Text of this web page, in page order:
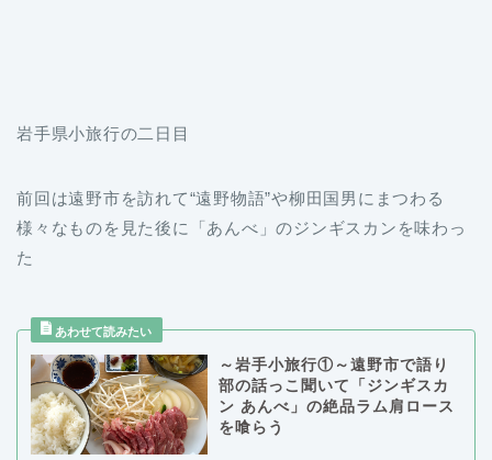
岩手県小旅行の二日目
前回は遠野市を訪れて“遠野物語”や柳田国男にまつわる
様々なものを見た後に「あんべ」のジンギスカンを味わっ
た
～岩手小旅行①～遠野市で語り
部の話っこ聞いて「ジンギスカ
ン あんべ」の絶品ラム肩ロース
を喰らう